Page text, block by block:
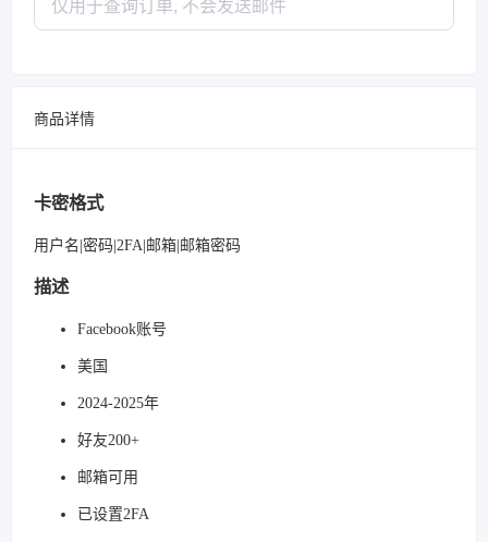
商品详情
卡密格式
用户名|密码|2FA|邮箱|邮箱密码
描述
Facebook账号
美国
2024-2025年
好友200+
邮箱可用
已设置2FA